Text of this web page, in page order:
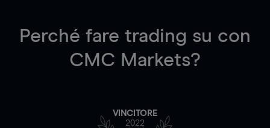
Perché fare trading su con
CMC Markets?
VINCITORE
2022